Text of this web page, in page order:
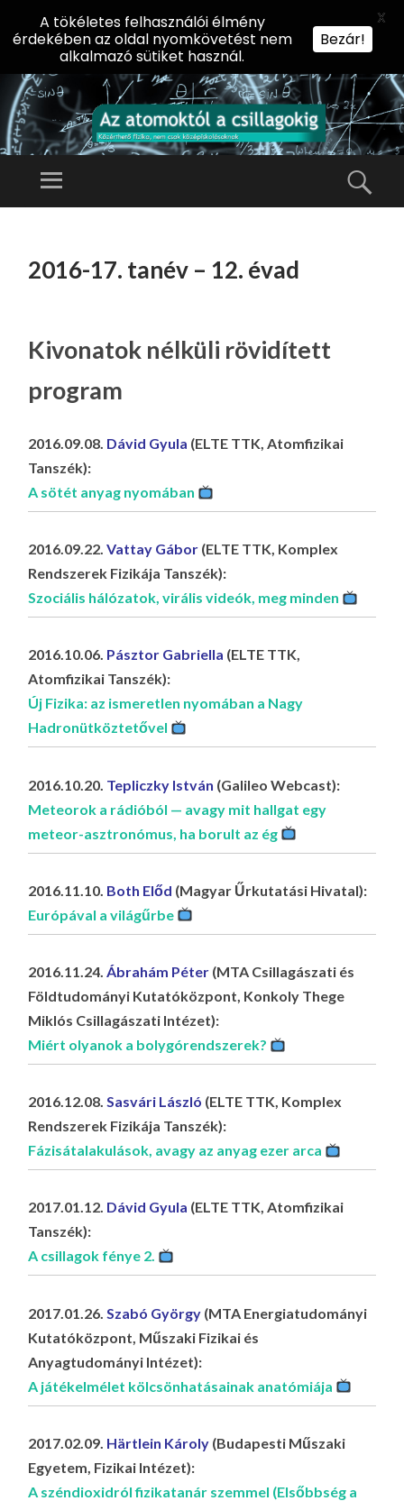
AZ
KT
A
G
Előadássorozat
Természettudományi
Menü
TARTALOMHOZ
2016-17. tanév – 12. évad
Kivonatok nélküli rövidített
program
2016.09.08. Dávid Gyula (ELTE TTK, Atomfizikai
Tanszék):
A sötét anyag nyomában
2016.09.22.Vattay Gábor (ELTE TTK, Komplex
Rendszerek Fizikája Tanszék):
Szociális hálózatok, virális videók, meg minden
2016.10.06. Pásztor Gabriella (ELTE TTK,
Atomfizikai Tanszék):
Új Fizika: az ismeretlen nyomában a Nagy
Hadronütköztetővel
2016.10.20. Tepliczky István (Galileo Webcast):
Meteorok a rádióból — avagy mit hallgat egy
meteor-asztronómus, ha borult az ég
2016.11.10. Both Előd (Magyar Űrkutatási Hivatal):
Európával a világűrbe
2016.11.24.Ábrahám Péter (MTA Csillagászati és
Földtudományi Kutatóközpont, Konkoly Thege
Miklós Csillagászati Intézet):
Miért olyanok a bolygórendszerek?
2016.12.08.Sasvári László (ELTE TTK, Komplex
Rendszerek Fizikája Tanszék):
Fázisátalakulások, avagy az anyag ezer arca
2017.01.12. Dávid Gyula (ELTE TTK, Atomfizikai
Tanszék):
A csillagok fénye 2.
2017.01.26. Szabó György (MTA Energiatudományi
Kutatóközpont, Műszaki Fizikai és
Anyagtudományi Intézet):
A játékelmélet kölcsönhatásainak anatómiája
2017.02.09. Härtlein Károly (Budapesti Műszaki
Egyetem, Fizikai Intézet):
A széndioxidról fizikatanár szemmel (Elsőbbség a
A tökéletes felhasználói élmény
érdekében az oldal nyomkövetést nem
alkalmazó sütiket használ.
Bezár!
X